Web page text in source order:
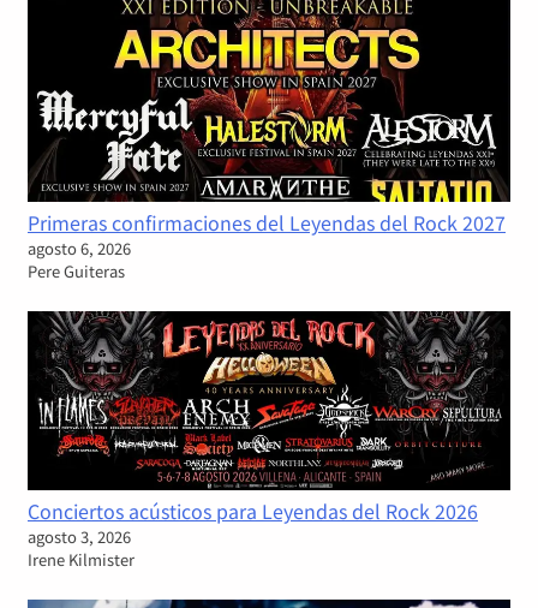
Primeras confirmaciones del Leyendas del Rock 2027
agosto 6, 2026
Pere Guiteras
Conciertos acústicos para Leyendas del Rock 2026
agosto 3, 2026
Irene Kilmister